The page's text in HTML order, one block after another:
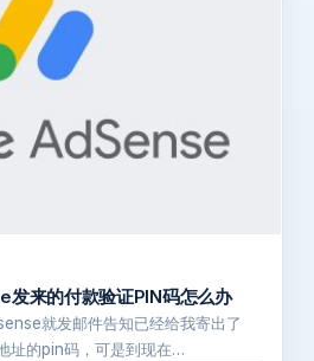
来的付款验证PIN码怎么办
就发邮件告知已经给我寄出了
址的pin码，可是到现在…